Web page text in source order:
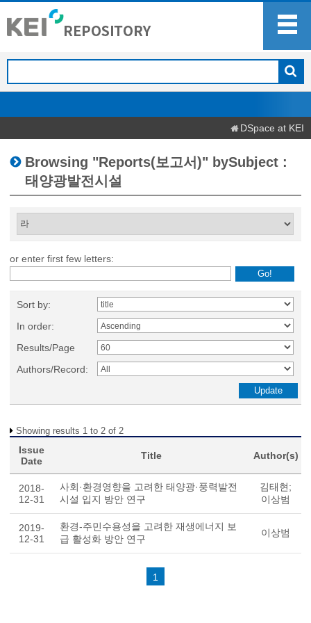
DSpace at KEI
Browsing "Reports(보고서)" bySubject :
태양광발전시설
or enter first few letters:
Sort by:
In order:
Results/Page
Authors/Record:
Showing results 1 to 2 of 2
Issue
Date
Title Author(s)
2018-
12-31
사회·환경영향을 고려한 태양광·풍력발전
시설 입지 방안 연구
김태현;
이상범
2019-
12-31
환경-주민수용성을 고려한 재생에너지 보
급 활성화 방안 연구
이상범
1